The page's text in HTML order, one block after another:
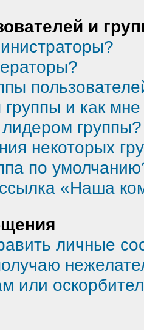
и
группы и как
группы?
некоторых
по
«Наша
личные
или